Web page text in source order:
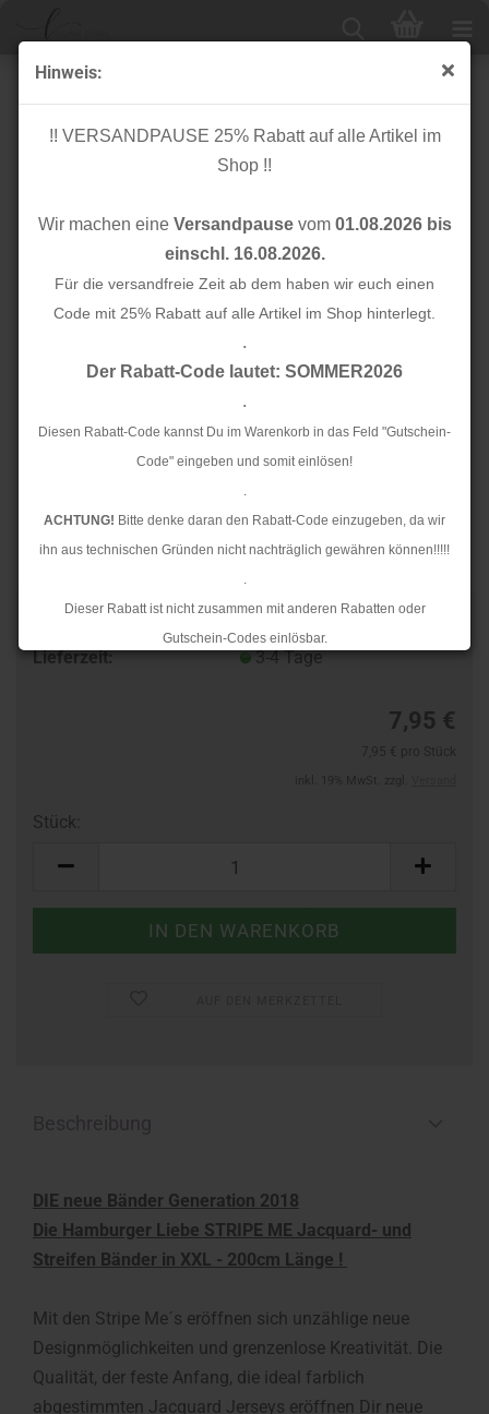
Hinweis:
!! VERSANDPAUSE 25% Rabatt auf alle Artikel im
Shop !!
Wir machen eine Versandpausevom 01.08.2026 bis
einschl. 16.08.2026.
Für die versandfreie Zeit ab dem haben wir euch einen
Code mit 25% Rabatt auf alle Artikel im Shop hinterlegt.
.
Der Rabatt-Code lautet: SOMMER2026
.
Diesen Rabatt-Code kannst Du im Warenkorb in das Feld "Gutschein-
Code" eingeben und somit einlösen!
.
ACHTUNG! Bitte denke daran den Rabatt-Code einzugeben, da wir
ihn aus technischen Gründen nicht nachträglich gewähren können!!!!!
.
Dieser Rabatt ist nicht zusammen mit anderen Rabatten oder
Gutschein-Codes einlösbar.
.
Rückstaus kann es jedoch zu längeren Lieferzeiten kommen.
Bio Stripe Me - College Col. 25 - Check Point -
Hamburger Liebe
Lieferzeit:
3-4 Tage
7,95 €
Stück:
DIE neue Bänder Generation 2018
Die Hamburger Liebe STRIPE ME Jacquard- und
Streifen Bänder in XXL - 200cm Länge !
Mit den Stripe Me´s eröffnen sich unzählige neue
Designmöglichkeiten und grenzenlose Kreativität. Die
Qualität, der feste Anfang, die ideal farblich
abgestimmten Jacquard Jerseys eröffnen Dir neue